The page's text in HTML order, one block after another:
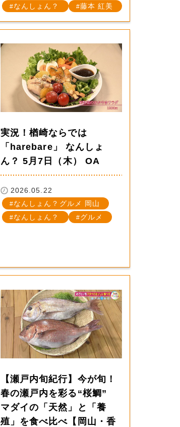
なんしょん？
藤本 紅美
実況！楢崎ならでは
「harebare」 なんしょ
ん？ 5月7日（木） OA
2026.05.22
なんしょん？グルメ 岡山
なんしょん？
グルメ
【瀬戸内旬紀行】今が旬！
春の瀬戸内を彩る“桜鯛”
マダイの「天然」と「養
殖」を食べ比べ【岡山・香